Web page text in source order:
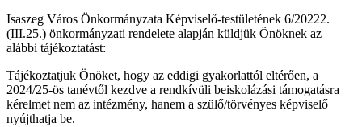
Isaszeg Város Önkormányzata Képviselő-testületének 6/20222.
(III.25.) önkormányzati rendelete alapján küldjük Önöknek az
alábbi tájékoztatást:
Tájékoztatjuk Önöket, hogy az eddigi gyakorlattól eltérően, a
2024/25-ös tanévtől kezdve a rendkívüli beiskolázási támogatásra
kérelmet nem az intézmény, hanem a szülő/törvényes képviselő
nyújthatja be.